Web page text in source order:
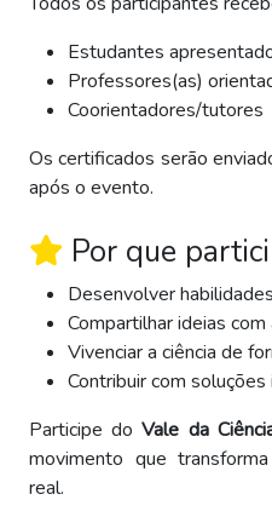
Estudantes
Professores(as)
Coorientadores/tutores
Os certificados serão
após o evento.
Por que
Desenvolver
Compartilhar ideias com
Vivenciar a ciência de
Contribuir com
Participe doVale da
movimento que
real.